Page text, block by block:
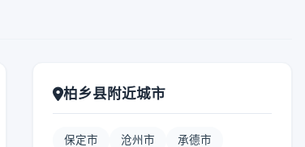
柏乡县附近城市
保定市 沧州市 承德市